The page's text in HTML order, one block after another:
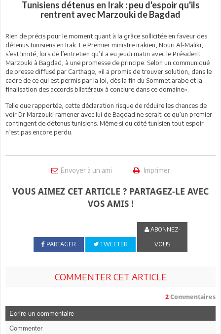
Tunisiens détenus en Irak : peu d'espoir qu'ils
rentrent avec Marzouki de Bagdad
Rien de précis pour le moment quant à la grâce sollicitée en faveur des
détenus tunisiens en Irak. Le Premier ministre irakien, Nouri Al-Maliki,
s’est limité, lors de l’entretien qu’il a eu jeudi matin avec le Président
Marzouki à Bagdad, à une promesse de principe. Selon un communiqué
de presse diffusé par Carthage, «il a promis de trouver solution, dans le
cadre de ce qui est permis par la loi, dès la fin du Sommet arabe et la
finalisation des accords bilatéraux à conclure dans ce domaine».
Telle que rapportée, cette déclaration risque de réduire les chances de
voir Dr Marzouki ramener avec lui de Bagdad ne serait-ce qu’un premier
contingent de détenus tunisiens. Même si du côté tunisien tout espoir
n’est pas encore perdu.
Envoyer à un ami Imprimer
VOUS AIMEZ CET ARTICLE ? PARTAGEZ-LE AVEC
VOS AMIS !
PARTAGER TWEETER
ABONNEZ-
VOUS
COMMENTER CET ARTICLE
2 Commentaires
Ecrire un commentaire
Commenter